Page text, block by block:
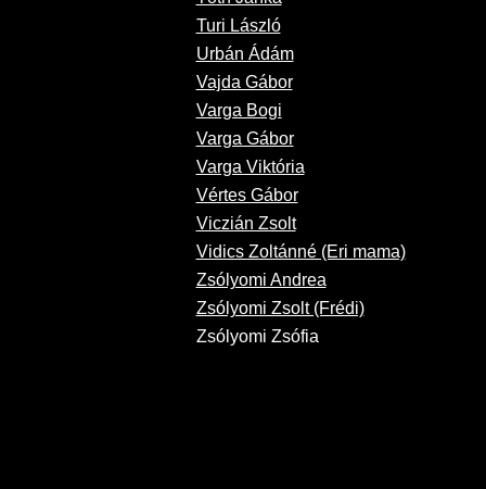
Turi László
Urbán Ádám
Vajda Gábor
Varga Bogi
Varga Gábor
Varga Viktória
Vértes Gábor
Viczián Zsolt
Vidics Zoltánné (Eri mama)
Zsólyomi Andrea
Zsólyomi Zsolt (Frédi)
Zsólyomi Zsófia